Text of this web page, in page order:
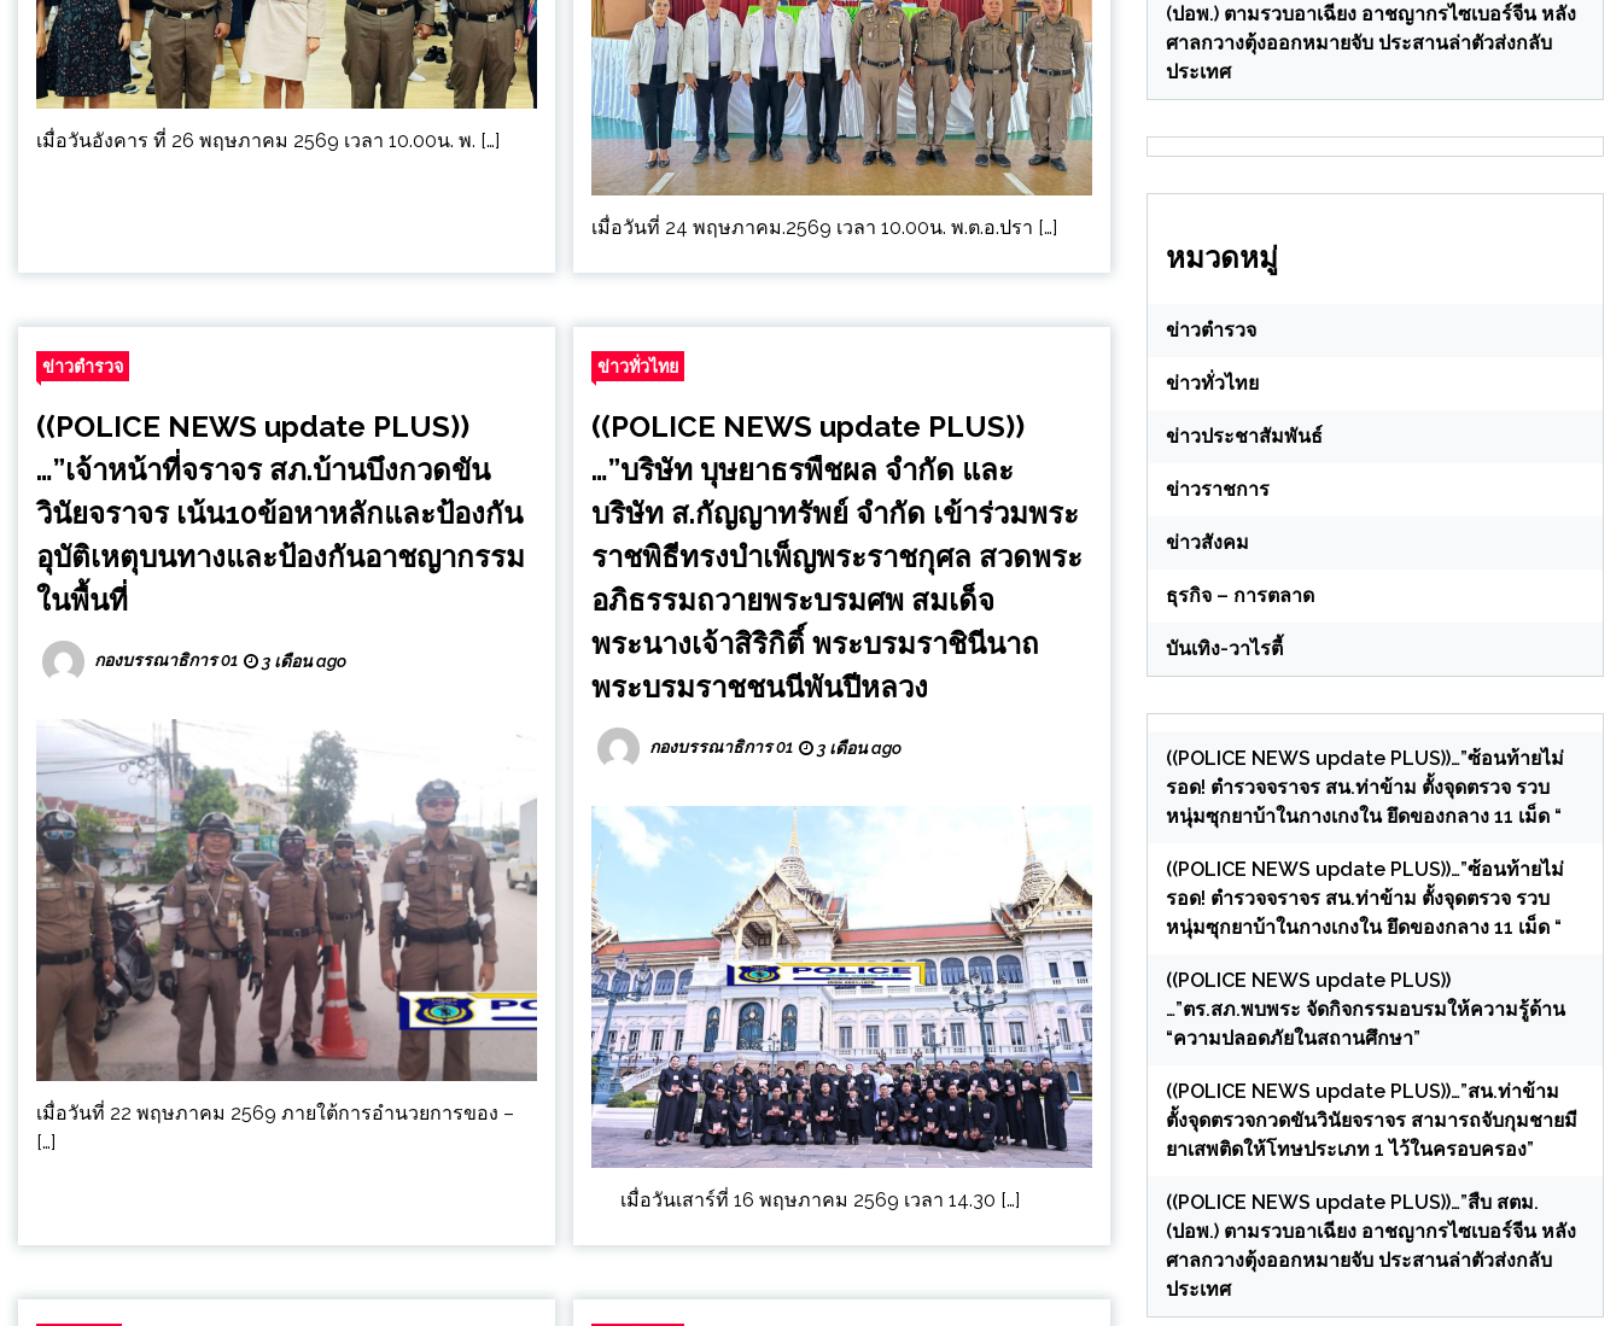
เมื่อวันอังคาร ที่ 26 พฤษภาคม 2569 เวลา 10.00น. พ. […]
เมื่อวันที่ 24 พฤษภาคม.2569 เวลา 10.00น. พ.ต.อ.ปรา […]
ข่าวตำรวจ
((POLICE NEWS update PLUS))
…”เจ้าหน้าที่จราจร สภ.บ้านบึงกวดขัน
วินัยจราจร เน้น10ข้อหาหลักและป้องกัน
อุบัติเหตุบนทางและป้องกันอาชญากรรม
ในพื้นที่
กองบรรณาธิการ 01 3 เดือน ago
เมื่อวันที่ 22 พฤษภาคม 2569 ภายใต้การอำนวยการของ –
[…]
ข่าวทั่วไทย
((POLICE NEWS update PLUS))
…”บริษัท บุษยาธรพืชผล จำกัด และ
บริษัท ส.กัญญาทรัพย์ จำกัด เข้าร่วมพระ
ราชพิธีทรงบำเพ็ญพระราชกุศล สวดพระ
อภิธรรมถวายพระบรมศพ สมเด็จ
พระนางเจ้าสิริกิติ์ พระบรมราชินีนาถ
พระบรมราชชนนีพันปีหลวง
กองบรรณาธิการ 01 3 เดือน ago
เมื่อวันเสาร์ที่ 16 พฤษภาคม 2569 เวลา 14.30 […]
(ปอพ.) ตามรวบอาเฉียง อาชญากรไซเบอร์จีน หลัง
ศาลกวางตุ้งออกหมายจับ ประสานล่าตัวส่งกลับ
ประเทศ
หมวดหมู่
ข่าวตำรวจ
ข่าวทั่วไทย
ข่าวประชาสัมพันธ์
ข่าวราชการ
ข่าวสังคม
ธุรกิจ – การตลาด
บันเทิง-วาไรตี้
((POLICE NEWS update PLUS))…”ซ้อนท้ายไม่
รอด! ตำรวจจราจร สน.ท่าข้าม ตั้งจุดตรวจ รวบ
หนุ่มซุกยาบ้าในกางเกงใน ยึดของกลาง 11 เม็ด “
((POLICE NEWS update PLUS))…”ซ้อนท้ายไม่
รอด! ตำรวจจราจร สน.ท่าข้าม ตั้งจุดตรวจ รวบ
หนุ่มซุกยาบ้าในกางเกงใน ยึดของกลาง 11 เม็ด “
((POLICE NEWS update PLUS))
…”ตร.สภ.พบพระ จัดกิจกรรมอบรมให้ความรู้ด้าน
“ความปลอดภัยในสถานศึกษา”
((POLICE NEWS update PLUS))…”สน.ท่าข้าม
ตั้งจุดตรวจกวดขันวินัยจราจร สามารถจับกุมชายมี
ยาเสพติดให้โทษประเภท 1 ไว้ในครอบครอง”
((POLICE NEWS update PLUS))…”สืบ สตม.
(ปอพ.) ตามรวบอาเฉียง อาชญากรไซเบอร์จีน หลัง
ศาลกวางตุ้งออกหมายจับ ประสานล่าตัวส่งกลับ
ประเทศ